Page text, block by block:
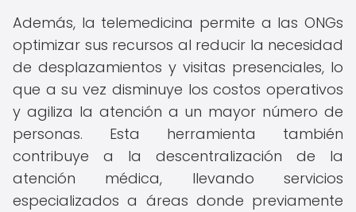
Además, la telemedicina permite a las ONGs
optimizar sus recursos al reducir la necesidad
de desplazamientos y visitas presenciales, lo
que a su vez disminuye los costos operativos
y agiliza la atención a un mayor número de
personas. Esta herramienta también
contribuye a la descentralización de la
atención médica, llevando servicios
especializados a áreas donde previamente